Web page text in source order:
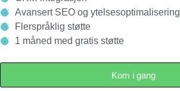
Avansert SEO og ytelsesoptimalisering
Flerspråklig støtte
1 måned med gratis støtte
Kom i gang